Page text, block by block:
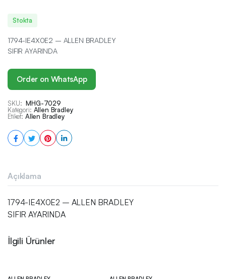
Stokta
1794-IE4X0E2 – ALLEN BRADLEY
SIFIR AYARINDA
Order on WhatsApp
SKU: MHG-7029
Kategori: Allen Bradley
Etiket: Allen Bradley
Açıklama
1794-IE4X0E2 – ALLEN BRADLEY
SIFIR AYARINDA
İlgili Ürünler